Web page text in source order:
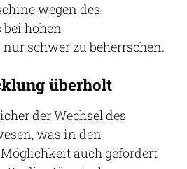
wegen des
hohen
schwer zu beherrschen.
überholt
der Wechsel des
was in den
auch gefordert